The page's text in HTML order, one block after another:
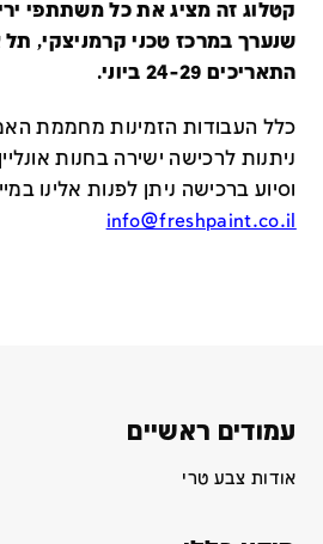
שנערך במרכז טכני קרמניצקי, תל
התאריכים 24-29 ביוני.
כלל העבודות הזמינות מחממת
ניתנות לרכישה ישירה בחנות אונליין
וסיוע ברכישה ניתן לפנות אלינו
info@freshpaint.co.il
עמודים ראשיים
אודות צבע טרי